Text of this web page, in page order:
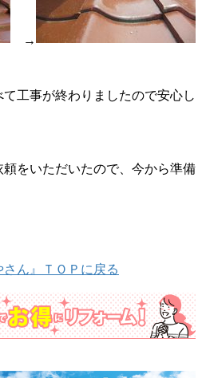
→
工事が終わりましたので安心し
をいただいたので、今から準備
さん』ＴＯＰに戻る